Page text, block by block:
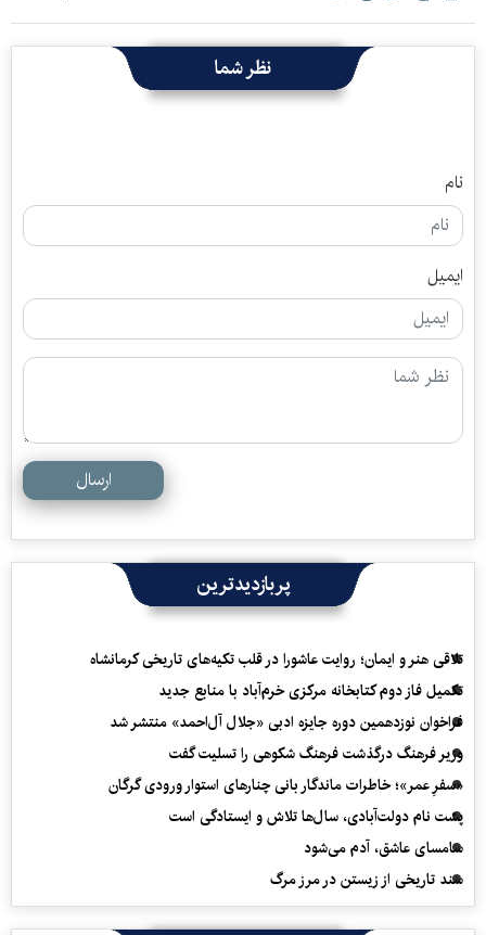
نظر شما
نام
ایمیل
ارسال
پربازدیدترین
تلاقی هنر و ایمان؛ روایت عاشورا در قلب تکیه‌های تاریخی کرمانشاه
تکمیل فاز دوم کتابخانه مرکزی خرم‌آباد با منابع جدید
فراخوان نوزدهمین دوره جایزه ادبی «جلال آل‌احمد» منتشر شد
وزیر فرهنگ درگذشت فرهنگ شکوهی را تسلیت گفت
«سفرِ عمر»؛ خاطرات ماندگار بانی چنارهای استوار ورودی گرگان
پشت نام دولت‌آبادی، سال‌ها تلاش و ایستادگی است
سامسای عاشق، آدم می‌شود
سند تاریخی از زیستن در مرز مرگ